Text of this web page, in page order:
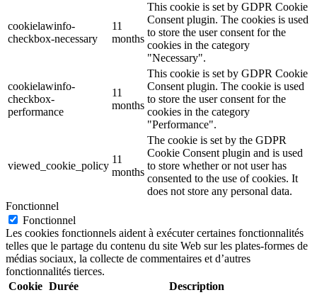
cookielawinfo-
checkbox-necessary
11
months
This cookie is set by GDPR Cookie
Consent plugin. The cookies is used
to store the user consent for the
cookies in the category
"Necessary".
cookielawinfo-
checkbox-
performance
11
months
This cookie is set by GDPR Cookie
Consent plugin. The cookie is used
to store the user consent for the
cookies in the category
"Performance".
viewed_cookie_policy
11
months
The cookie is set by the GDPR
Cookie Consent plugin and is used
to store whether or not user has
consented to the use of cookies. It
does not store any personal data.
Fonctionnel
Fonctionnel
Les cookies fonctionnels aident à exécuter certaines fonctionnalités
telles que le partage du contenu du site Web sur les plates-formes de
médias sociaux, la collecte de commentaires et d’autres
fonctionnalités tierces.
Cookie Durée Description